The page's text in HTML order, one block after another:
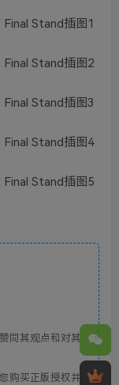
同其观点和对其
购买正版授权并